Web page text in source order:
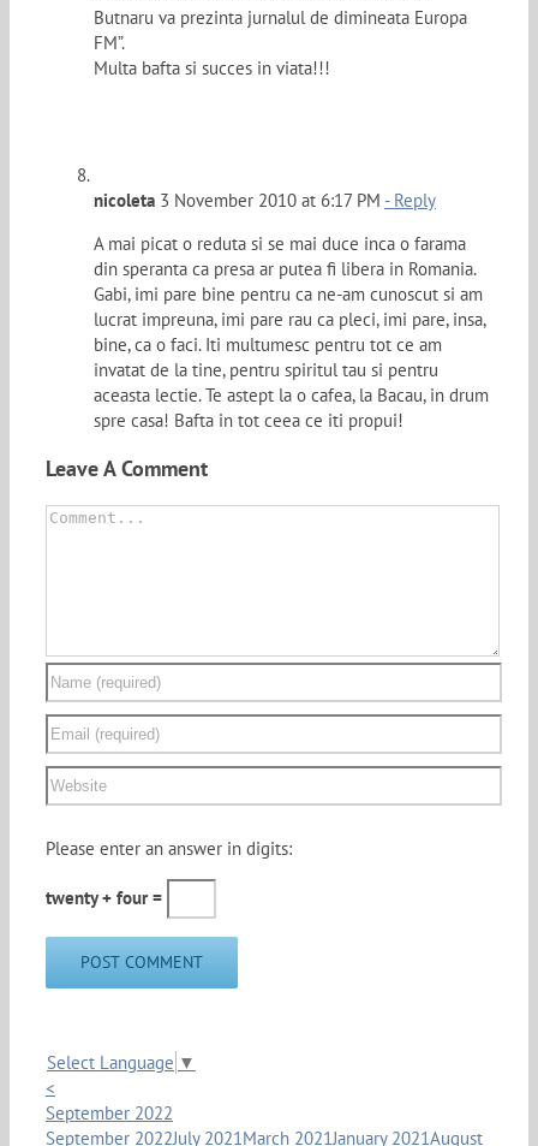
Butnaru va prezinta jurnalul de dimineata Europa
FM”.
Multa bafta si succes in viata!!!
nicoleta 3 November 2010 at 6:17 PM - Reply
A mai picat o reduta si se mai duce inca o farama
din speranta ca presa ar putea fi libera in Romania.
Gabi, imi pare bine pentru ca ne-am cunoscut si am
lucrat impreuna, imi pare rau ca pleci, imi pare, insa,
bine, ca o faci. Iti multumesc pentru tot ce am
invatat de la tine, pentru spiritul tau si pentru
aceasta lectie. Te astept la o cafea, la Bacau, in drum
spre casa! Bafta in tot ceea ce iti propui!
Leave A Comment
Comment
Please enter an answer in digits:
twenty + four =
Select Language ▼
<
September 2022
September 2022July 2021March 2021January 2021August